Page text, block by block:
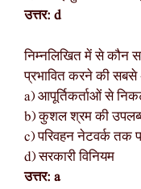
उत्तर: d
निम्नलिखित में से कौन
प्रभावित करने की
a) आपूर्तिकर्ताओं से
b) कुशल श्रम की
c) परिवहन नेटवर्क तक
d) सरकारी विनियम
उत्तर: a